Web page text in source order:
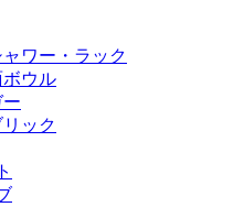
ワー・ラック
ウル
ック